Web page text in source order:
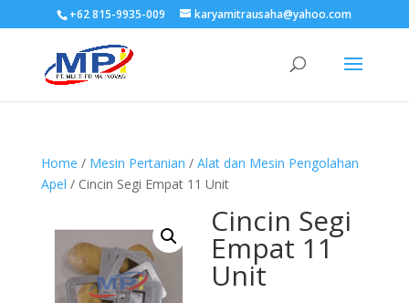
+62 815-9935-009 karyamitrausaha@yahoo.com
Home / Mesin Pertanian / Alat dan Mesin Pengolahan
Apel / Cincin Segi Empat 11 Unit
Cincin Segi
Empat 11
Unit